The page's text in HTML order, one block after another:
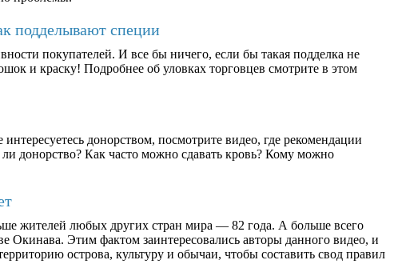
подделывают специи
покупателей. И все бы ничего, если бы такая подделка не
и краску! Подробнее об уловках торговцев смотрите в этом
донорством, посмотрите видео, где рекомендации
донорство? Как часто можно сдавать кровь? Кому можно
жителей любых других стран мира — 82 года. А больше всего
Окинава. Этим фактом заинтересовались авторы данного видео, и
острова, культуру и обычаи, чтобы составить свод правил